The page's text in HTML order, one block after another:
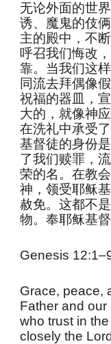
无论外面的世
诱、魔鬼的伎
主的殿中，不
呼召我们悔改
靠。当我们这
同流去拜偶像
祝福的器皿，
大的，就像神
在洗礼中承受
基督徒的身份
了我们赎罪，
荣的名。在教
神，领受耶稣
赦免。这都不
物。奉耶稣基
Genesis
Grace, peace,
Father and
who trust in
closely the